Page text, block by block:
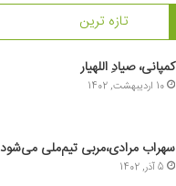
تازه ترین
کمپانی، صیادِ اللهیار
10 اردیبهشت, 1402
سهراب مرادی،مربی تیم‌ملی می‌شود
5 آذر, 1402